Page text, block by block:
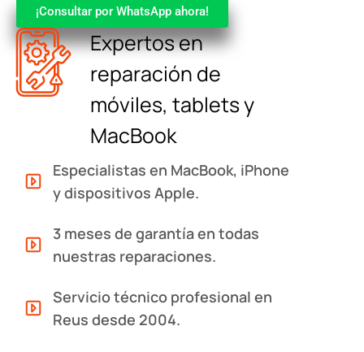
¡Consultar por WhatsApp ahora!
Expertos en
reparación de
móviles, tablets y
MacBook
Especialistas en MacBook, iPhone
y dispositivos Apple.
3 meses de garantía en todas
nuestras reparaciones.
Servicio técnico profesional en
Reus desde 2004.